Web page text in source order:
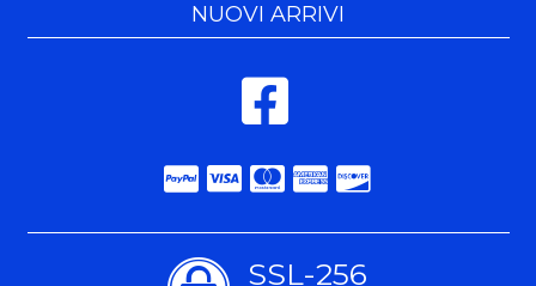
NUOVI ARRIVI
SSL-256